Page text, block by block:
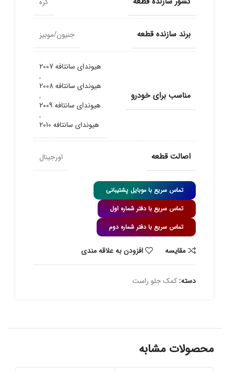
برند سازنده قطعه جنیون/موبیز
مناسب برای خودرو
هیوندای سانتافه 2007
,
هیوندای سانتافه 2008
,
هیوندای سانتافه 2009
,
هیوندای سانتافه 2010
اصالت قطعه اورجینال
تماس سریع با موبایل پشتیبانی
تماس سریع با دفتر شماره اول
تماس سریع با دفتر شماره دوم
مقايسه افزودن به علاقه مندی
دسته: کمک جلو راست
محصولات مشابه